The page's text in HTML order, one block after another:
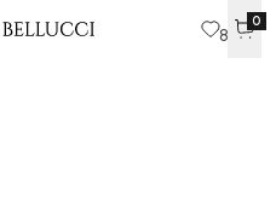
0
85 zł